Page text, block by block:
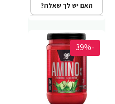
האם יש לך שאלה?
-39%